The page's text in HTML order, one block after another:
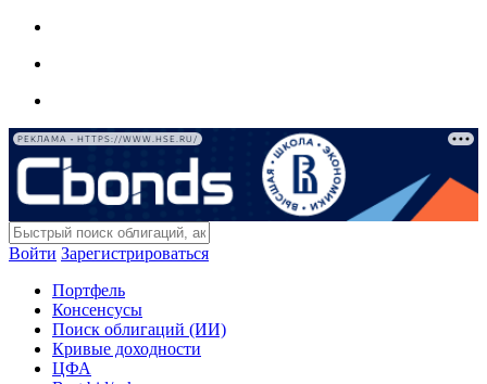
РЕКЛАМА • HTTPS://WWW.HSE.RU/
Войти Зарегистрироваться
Портфель
Консенсусы
Поиск облигаций (ИИ)
Кривые доходности
ЦФА